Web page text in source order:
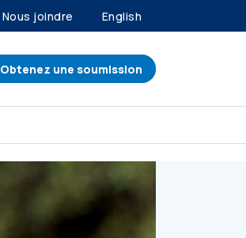
Nous joindre English
Obtenez une soumission